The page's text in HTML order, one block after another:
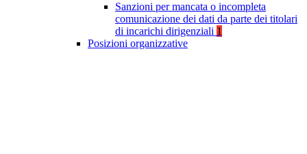
Sanzioni per mancata o incompleta
comunicazione dei dati da parte dei titolari
di incarichi dirigenziali 1
Posizioni organizzative